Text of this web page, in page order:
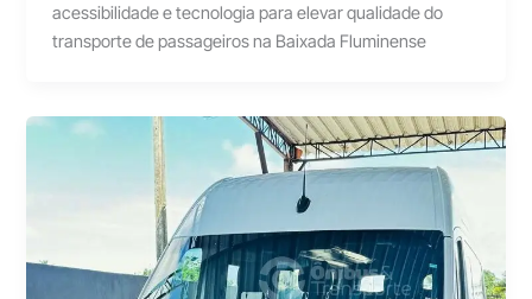
acessibilidade e tecnologia para elevar qualidade do
transporte de passageiros na Baixada Fluminense